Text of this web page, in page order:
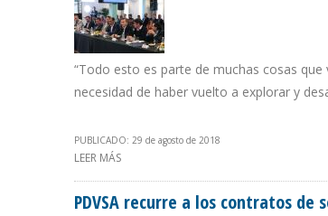
“Todo esto es parte de muchas cosas
necesidad de haber vuelto a explorar y
PUBLICADO: 29 de agosto de 2018
LEER MÁS
PDVSA recurre a los contratos de